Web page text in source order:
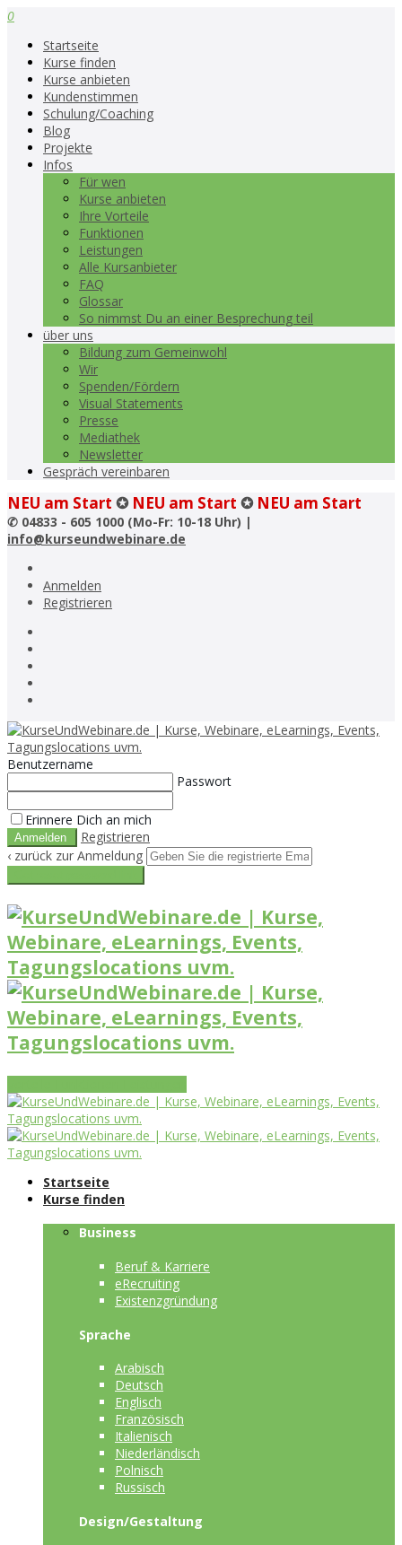
0
Startseite
Kurse finden
Kurse anbieten
Kundenstimmen
Schulung/Coaching
Blog
Projekte
Infos
Für wen
Kurse anbieten
Ihre Vorteile
Funktionen
Leistungen
Alle Kursanbieter
FAQ
Glossar
So nimmst Du an einer Besprechung teil
über uns
Bildung zum Gemeinwohl
Wir
Spenden/Fördern
Visual Statements
Presse
Mediathek
Newsletter
Gespräch vereinbaren
NEU am Start ✪ NEU am Start ✪ NEU am Start
✆ 04833 - 605 1000 (Mo-Fr: 10-18 Uhr) |
info@kurseundwebinare.de
Anmelden
Registrieren
Benutzername
Passwort
Erinnere Dich an mich
Registrieren
‹ zurück zur Anmeldung
Startseite
Kurse finden
Business
Beruf & Karriere
eRecruiting
Existenzgründung
Sprache
Arabisch
Deutsch
Englisch
Französisch
Italienisch
Niederländisch
Polnisch
Russisch
Design/Gestaltung